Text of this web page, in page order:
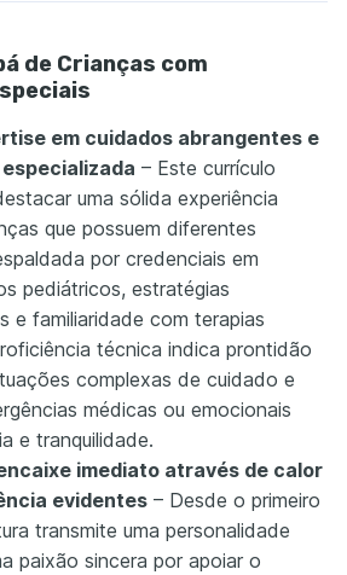
de Crianças com
em cuidados abrangentes e
– Este currículo
uma sólida experiência
que possuem diferentes
por credenciais em
pediátricos, estratégias
e familiaridade com terapias
técnica indica prontidão
complexas de cuidado e
médicas ou emocionais
e tranquilidade.
imediato através de calor
evidentes – Desde o primeiro
transmite uma personalidade
paixão sincera por apoiar o